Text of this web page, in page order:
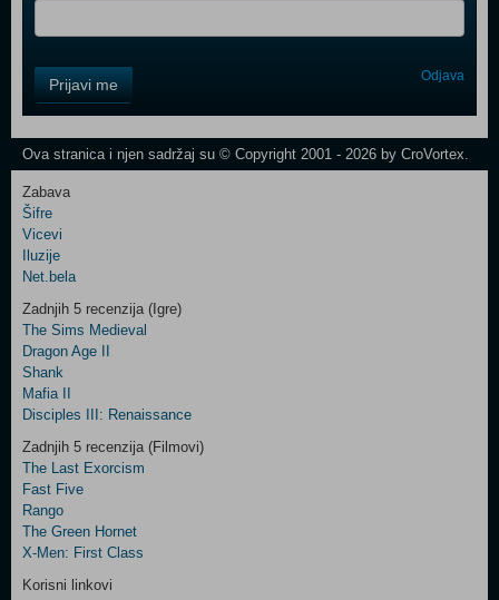
Field
One
Control
Two
Newsletter
Control
Field
Three
Prijavi me Odjava
Ova stranica i njen sadržaj su © Copyright 2001 - 2026 by CroVortex.
Zabava
Šifre
Vicevi
Iluzije
Net.bela
Zadnjih 5 recenzija (Igre)
The Sims Medieval
Dragon Age II
Shank
Mafia II
Disciples III: Renaissance
Zadnjih 5 recenzija (Filmovi)
The Last Exorcism
Fast Five
Rango
The Green Hornet
X-Men: First Class
Korisni linkovi